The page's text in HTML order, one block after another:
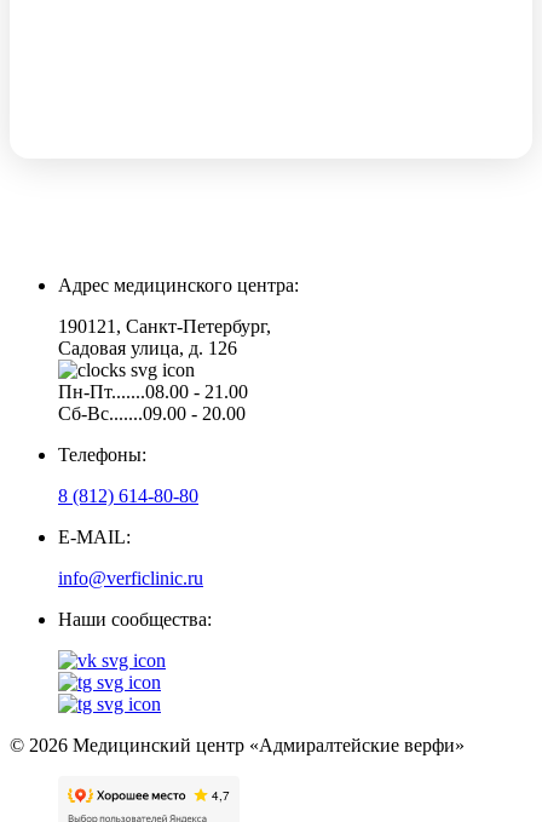
Адрес медицинского центра:
190121, Санкт-Петербург,
Садовая улица, д. 126
Пн-Пт.......08.00 - 21.00
Сб-Вс.......09.00 - 20.00
Телефоны:
8 (812) 614-80-80
E-MAIL:
info@verficlinic.ru
Наши сообщества:
© 2026 Медицинский центр «Адмиралтейские верфи»